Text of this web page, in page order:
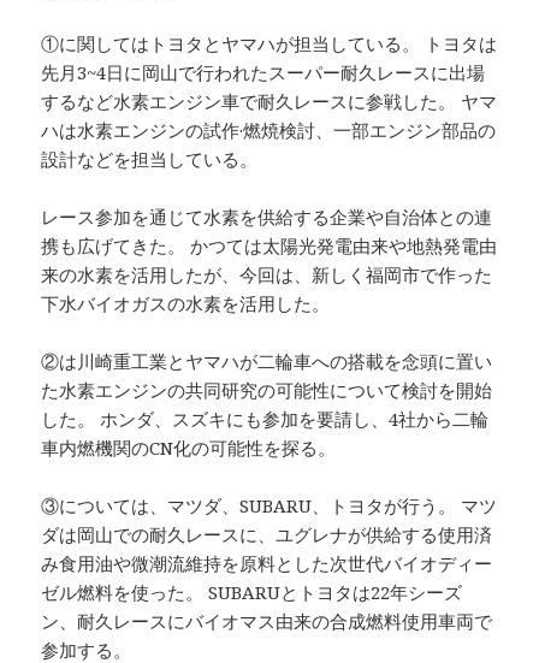
①に関してはトヨタとヤマハが担当している。 トヨタは
先月3~4日に岡山で行われたスーパー耐久レースに出場
するなど水素エンジン車で耐久レースに参戦した。 ヤマ
ハは水素エンジンの試作·燃焼検討、一部エンジン部品の
設計などを担当している。
レース参加を通じて水素を供給する企業や自治体との連
携も広げてきた。 かつては太陽光発電由来や地熱発電由
来の水素を活用したが、今回は、新しく福岡市で作った
下水バイオガスの水素を活用した。
②は川崎重工業とヤマハが二輪車への搭載を念頭に置い
た水素エンジンの共同研究の可能性について検討を開始
した。 ホンダ、スズキにも参加を要請し、4社から二輪
車内燃機関のCN化の可能性を探る。
③については、マツダ、SUBARU、トヨタが行う。 マツ
ダは岡山での耐久レースに、ユグレナが供給する使用済
み食用油や微潮流維持を原料とした次世代バイオディー
ゼル燃料を使った。 SUBARUとトヨタは22年シーズ
ン、耐久レースにバイオマス由来の合成燃料使用車両で
参加する。